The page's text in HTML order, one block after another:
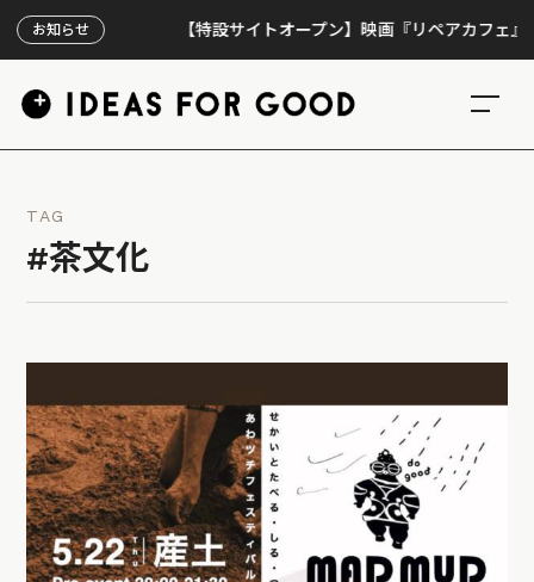
お知らせ 【特設サイトオープン】映画『リペアカフェ』、上
TAG
#茶文化